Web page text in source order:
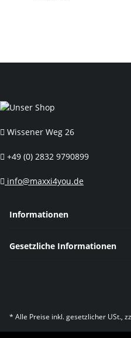
Wissener Weg 26
+49 (0) 2832 9790899
info@maxxi4you.de
Informationen
Gesetzliche Informationen
* Alle Preise inkl. gesetzlicher USt.,